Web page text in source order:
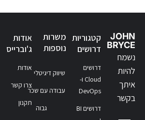
JOHN
BRYCE
נשמח
להיות
איתך
בקשר
קטגוריות
דרושים
דרושים
Cloud ו-
DevOps
דרושים BI
משרות
נוספות
שיווק דיגיטלי
עבודה עם שכר
גבוה
אודות
ג'וברייס
אודות
צרו קשר
תקנון